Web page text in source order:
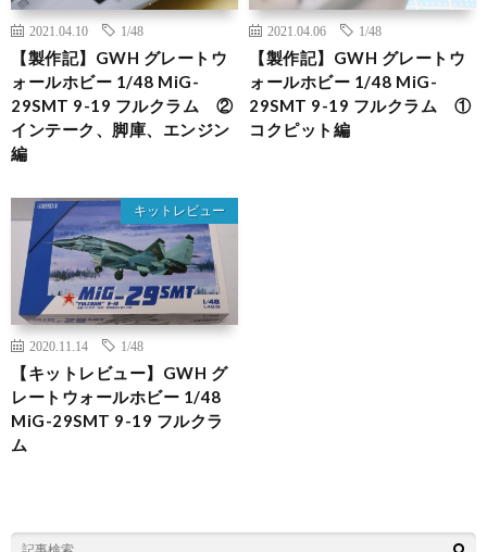
2021.04.10 1/48
【製作記】GWH グレートウ
ォールホビー 1/48 MiG-
29SMT 9-19 フルクラム ②
インテーク、脚庫、エンジン
編
2021.04.06 1/48
【製作記】GWH グレートウ
ォールホビー 1/48 MiG-
29SMT 9-19 フルクラム ①
コクピット編
キットレビュー
2020.11.14 1/48
【キットレビュー】GWH グ
レートウォールホビー 1/48
MiG-29SMT 9-19 フルクラ
ム